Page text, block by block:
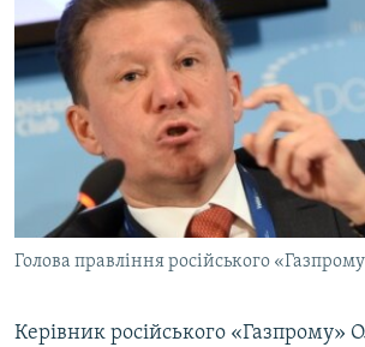
ВСЕ ЗА ДЕНЬ
СПЕЦПРОЕКТИ
ДЕПОРТАЦІЯ
ВІДЕОУРОКИ «ELIFBE»
СВІДЧЕННЯ ОКУПАЦІЇ
УКРАЇНСЬКА ПРОБЛЕМА КРИМУ
ІНФОГРАФІКА
ЯК ОБІЙТИ БЛОКУВАННЯ
Русский
Qırımtatar
ДОЛУЧАЙСЯ!
Голова правління російського
Керівник російського «Газпрому»